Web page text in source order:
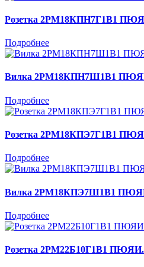
Розетка 2РМ18КПН7Г1В1
Подробнее
Вилка 2РМ18КПН7Ш1В1
Подробнее
Розетка 2РМ18КПЭ7Г1В1
Подробнее
Вилка 2РМ18КПЭ7Ш1В1
Подробнее
Розетка 2РМ22Б10Г1В1